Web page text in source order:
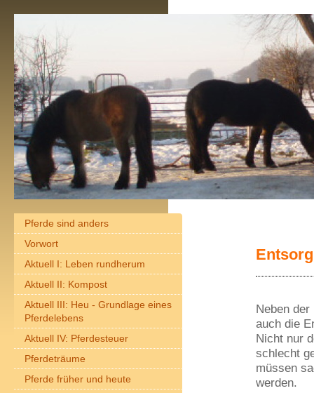
Neben
auch die
Nicht nur
schlecht
müssen
werden.
Pferde sind anders
Vorwort
Aktuell I: Leben rundherum
Aktuell II: Kompost
Aktuell III: Heu - Grundlage eines
Pferdelebens
Aktuell IV: Pferdesteuer
Pferdeträume
Pferde früher und heute